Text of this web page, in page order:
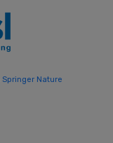
Springer Nature